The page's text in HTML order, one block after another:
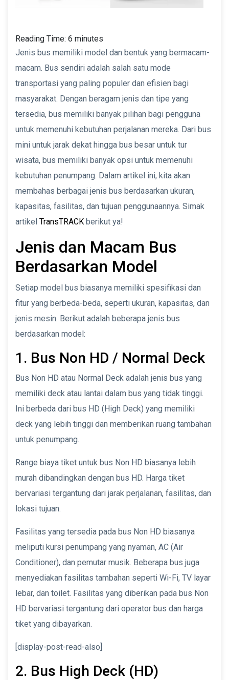
Reading Time: 6 minutes
Jenis bus memiliki model dan bentuk yang bermacam-
macam. Bus sendiri adalah salah satu mode
transportasi yang paling populer dan efisien bagi
masyarakat. Dengan beragam jenis dan tipe yang
tersedia, bus memiliki banyak pilihan bagi pengguna
untuk memenuhi kebutuhan perjalanan mereka. Dari bus
mini untuk jarak dekat hingga bus besar untuk tur
wisata, bus memiliki banyak opsi untuk memenuhi
kebutuhan penumpang. Dalam artikel ini, kita akan
membahas berbagai jenis bus berdasarkan ukuran,
kapasitas, fasilitas, dan tujuan penggunaannya. Simak
artikel TransTRACK berikut ya!
Jenis dan Macam Bus
Berdasarkan Model
Setiap model bus biasanya memiliki spesifikasi dan
fitur yang berbeda-beda, seperti ukuran, kapasitas, dan
jenis mesin. Berikut adalah beberapa jenis bus
berdasarkan model:
1. Bus Non HD / Normal Deck
Bus Non HD atau Normal Deck adalah jenis bus yang
memiliki deck atau lantai dalam bus yang tidak tinggi.
Ini berbeda dari bus HD (High Deck) yang memiliki
deck yang lebih tinggi dan memberikan ruang tambahan
untuk penumpang.
Range biaya tiket untuk bus Non HD biasanya lebih
murah dibandingkan dengan bus HD. Harga tiket
bervariasi tergantung dari jarak perjalanan, fasilitas, dan
lokasi tujuan.
Fasilitas yang tersedia pada bus Non HD biasanya
meliputi kursi penumpang yang nyaman, AC (Air
Conditioner), dan pemutar musik. Beberapa bus juga
menyediakan fasilitas tambahan seperti Wi-Fi, TV layar
lebar, dan toilet. Fasilitas yang diberikan pada bus Non
HD bervariasi tergantung dari operator bus dan harga
tiket yang dibayarkan.
[display-post-read-also]
2. Bus High Deck (HD)